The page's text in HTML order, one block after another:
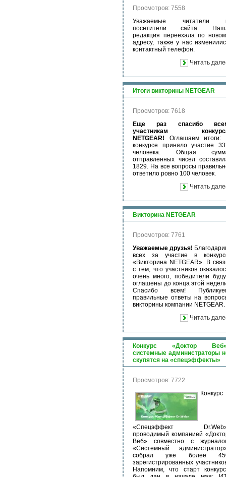
Просмотров: 7558
Уважаемые читатели
посетители сайта.
редакция переехала по
адресу, также у нас
контактный телефон.
Читать
Итоги викторины NETGEAR
Просмотров: 7618
Еще раз спасибо
участникам
NETGEAR! Оглашаем итоги:
конкурсе приняло участие
человека. Общая
отправленных чисел
1829. На все вопросы
ответило ровно 100 человек.
Читать
Викторина NETGEAR
Просмотров: 7761
Уважаемые друзья!
всех за участие в
«Викторина NETGEAR». В
с тем, что участников
очень много, победители
оглашены до конца этой
Спасибо всем!
правильные ответы на
викторины компании NETGEAR.
Читать
Конкурс «Доктор
системные администраторы
скупятся на «спецэффекты»
Просмотров: 7722
Конкурс
«Спецэффект
проводимый компанией
Веб» совместно с
«Системный
собрал уже более
зарегистрированных
Напомним, что старт